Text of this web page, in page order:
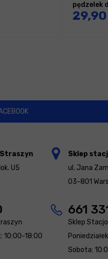
pędzelek
twardym
29,90
U5
10:00-18:00
Sklep
ul. Jana
03-801
661
Sklep
Sobota: